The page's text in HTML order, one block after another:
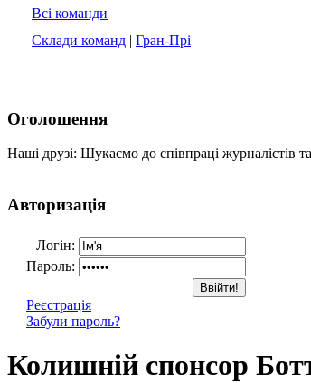
Всі команди
Склади команд | Гран-Прі
Оголошення
Наші друзі: Шукаємо до співпраці журналістів
Авторизація
Логін:
Пароль:
Реєстрація
Забули пароль?
Колишній спонсор